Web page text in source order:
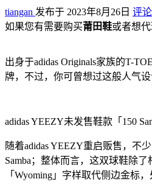
tiangan 发布于 2023年8月26日 评
如果您有需要购买莆田鞋或者想
出身于adidas Originals家族的T-
牌，不过，你可曾想过这般人气
adidas YEEZY未发售鞋款「150
随着adidas YEEZY重启贩售，不
Samba；整体而言，这双球鞋除
「Wyoming」字样取代侧边金标